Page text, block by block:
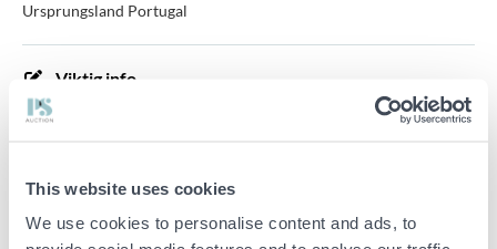
This website uses cookies
We use cookies to personalise content and ads, to
Ursprungsland Portugal
Viktig info
Buden är bindande och serviceavgiften debiteras på alla
objektet och därmed ansvarar inte PS för avvikelsen.
i objektsbeskrivningen. Objektsbeskrivningen är framtagen